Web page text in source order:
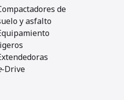
de
y asfalto
-Drive